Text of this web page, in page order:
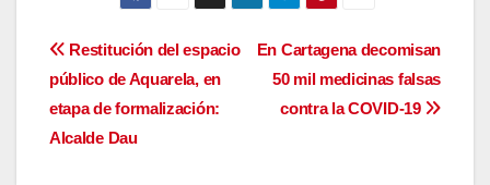
Navegación
de
entradas
En Cartagena decomisan
50 mil medicinas falsas
contra la COVID-19
Restitución del espacio
público de Aquarela, en
etapa de formalización:
Alcalde Dau